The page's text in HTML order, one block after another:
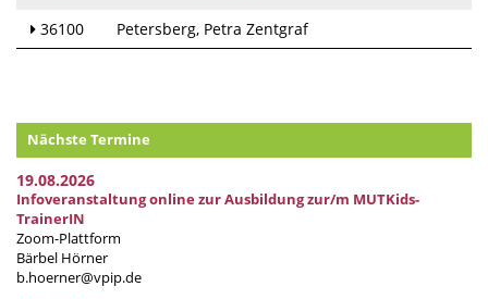
36100 Petersberg Petra Zentgraf
Nächste Termine
19.08.2026
Infoveranstaltung online zur Ausbildung zur/m MUTKids-
TrainerIN
Zoom-Plattform
Bärbel Hörner
b.hoerner@vpip.de